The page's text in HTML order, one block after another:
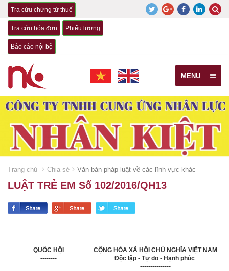
Tra cứu chứng từ thuế
Tra cứu hóa đơn Phiếu lương
Báo cáo nội bộ
MENU
Trang chủ Chia sẻ Văn bản pháp luật về các lĩnh vực khác
LUẬT TRẺ EM Số 102/2016/QH13
QUỐC HỘI
--------
CỘNG HÒA XÃ HỘI CHỦ NGHĨA VIỆT NAM
Độc lập - Tự do - Hạnh phúc
---------------